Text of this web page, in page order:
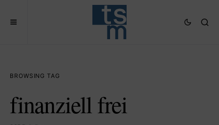
BROWSING TAG
finanziell frei